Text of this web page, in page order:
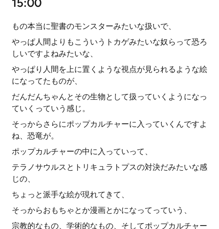
もの本当に聖書のモンスターみたいな扱いで、
やっぱ人間よりもこういうトカゲみたいな奴らって恐ろ
しいですよねみたいな、
やっぱり人間を上に置くような視点が見られるような絵
になってたものが、
だんだんちゃんとその生物として扱っていくようになっ
ていくっていう感じ。
そっからさらにポップカルチャーに入っていくんですよ
ね、恐竜が。
ポップカルチャーの中に入っていって、
テラノサウルスとトリキュラトプスの対決だみたいな感
じの、
ちょっと派手な絵が現れてきて、
そっからおもちゃとか漫画とかになってっていう、
宗教的なもの、学術的なもの、そしてポップカルチャー